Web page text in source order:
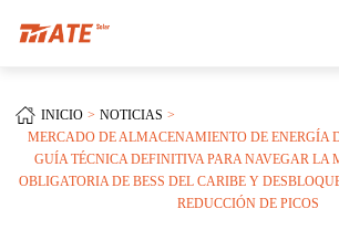
INICIO
NOTICIAS
MERCADO DE ALMACENAMIENTO DE ENERGÍA
GUÍA TÉCNICA DEFINITIVA PARA NAVEGAR LA
OBLIGATORIA DE BESS DEL CARIBE Y
REDUCCIÓN DE PICOS